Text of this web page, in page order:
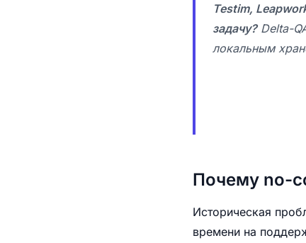
Testim,
задачу?Delta-
локальным
Почему no-
Историческая
времени на